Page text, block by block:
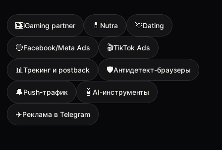
🎰iGaming partner 💊 Nutra 💘Dating
🔵Facebook/Meta Ads 🎬TikTok Ads
📊Трекинг и postback 🛡Антидетект-браузеры
🔔Push-трафик 🤖AI-инструменты
✈️Реклама в Telegram